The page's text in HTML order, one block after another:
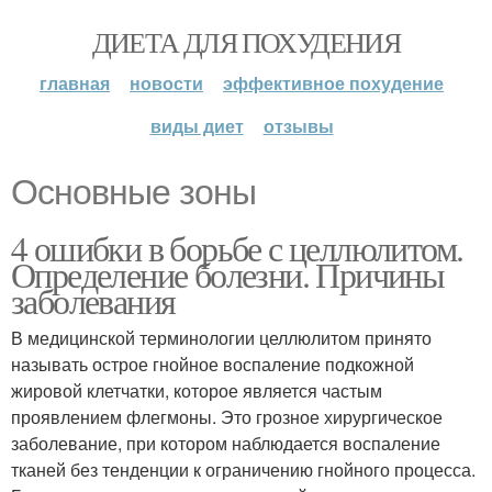
ДИЕТА ДЛЯ ПОХУДЕНИЯ
главная новости
эффективное похудение
виды диет
отзывы
Основные зоны
4 ошибки в борьбе с целлюлитом.
Определение болезни. Причины
заболевания
В медицинской терминологии целлюлитом принято
называть острое гнойное воспаление подкожной
жировой клетчатки, которое является частым
проявлением флегмоны. Это грозное хирургическое
заболевание, при котором наблюдается воспаление
тканей без тенденции к ограничению гнойного процесса.